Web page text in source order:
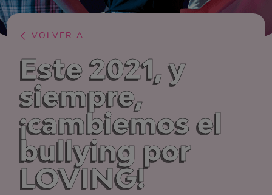
VOLVER A
Este 2021, y
siempre,
¡cambiemos el
bullying por
LOVING!